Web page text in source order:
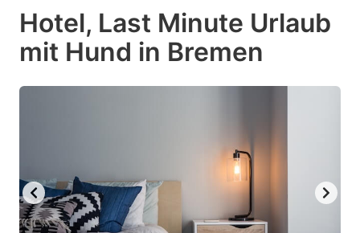
Hotel, Last Minute Urlaub
mit Hund in Bremen